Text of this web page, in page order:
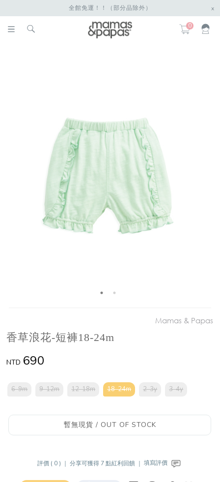
全館免運！！（部分品除外） x
0
Mamas & Papas
香草浪花-短褲18-24m
NTD 690
6-9m 9-12m 12-18m 18-24m 2-3y 3-4y
暫無現貨 / OUT OF STOCK
評價 ( 0 ) ｜ 分享可獲得 7 點紅利回饋 ｜ 填寫評價